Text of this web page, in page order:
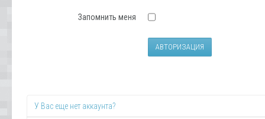
Запомнить меня
АВТОРИЗАЦИЯ
У Вас еще нет аккаунта?